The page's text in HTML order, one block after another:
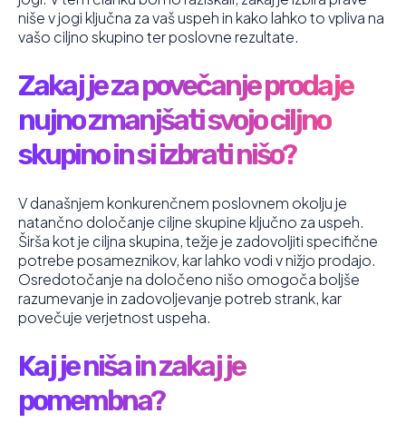
niše v jogi ključna za vaš uspeh in kako lahko to vpliva na
vašo ciljno skupino ter poslovne rezultate.
Zakaj je za povečanje prodaje
nujno zmanjšati svojo ciljno
skupino in si izbrati nišo?
V današnjem konkurenčnem poslovnem okolju je
natančno določanje ciljne skupine ključno za uspeh.
Širša kot je ciljna skupina, težje je zadovoljiti specifične
potrebe posameznikov, kar lahko vodi v nižjo prodajo.
Osredotočanje na določeno nišo omogoča boljše
razumevanje in zadovoljevanje potreb strank, kar
povečuje verjetnost uspeha.
Kaj je niša in zakaj je
pomembna?